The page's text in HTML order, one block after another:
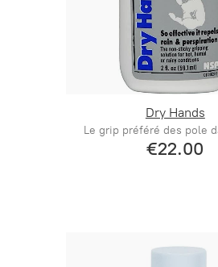
Dry Hands
Le grip préféré des pole
€22.00